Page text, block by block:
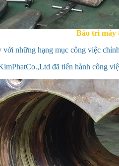
Bảo trì máy
những hạng mục công việc
đã tiến hành công